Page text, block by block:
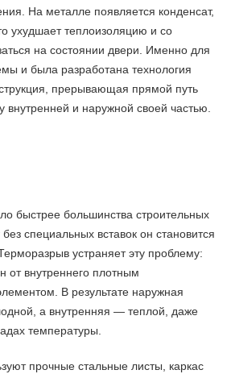
На металле появляется конденсат,
ухудшает теплоизоляцию и со
на состоянии двери. Именно для
и была разработана технология
прерывающая прямой путь
внутренней и наружной своей частью.
быстрее большинства строительных
специальных вставок он становится
устраняет эту проблему:
от внутреннего плотным
В результате наружная
а внутренняя — теплой, даже
температуры.
прочные стальные листы, каркас